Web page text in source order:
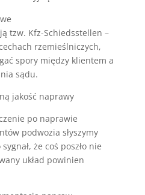
tzw. Kfz-Schiedsstellen –
rzemieślniczych,
spory między klientem a
sądu.
jakość naprawy
po naprawie
podwozia słyszymy
że coś poszło nie
układ powinien